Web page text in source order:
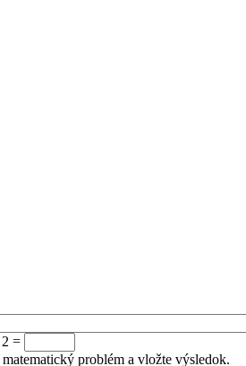
=
problém a vložte výsledok.